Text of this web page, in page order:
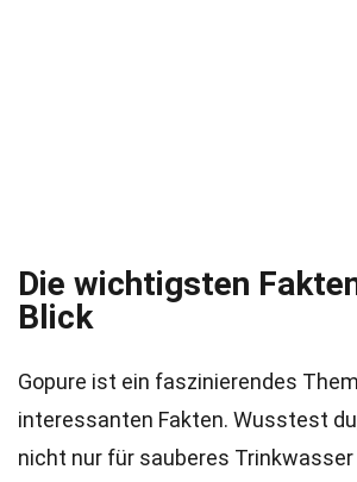
Die wichtigsten
Blick
Gopure ist ein faszinierendes
interessanten Fakten. Wusstest
nicht nur für sauberes